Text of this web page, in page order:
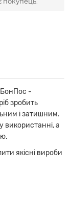
БонПос -
зробить
і затишним.
використанні, а
якісні вироби